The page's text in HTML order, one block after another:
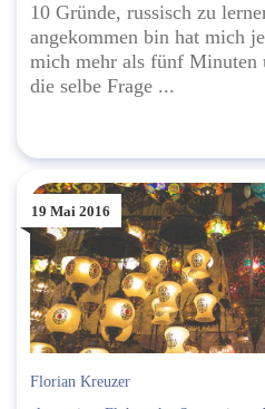
10 Gründe, russisch zu
angekommen bin hat mich
mich mehr als fünf Minuten
die selbe Frage ...
19 Mai 2016
Florian Kreuzer